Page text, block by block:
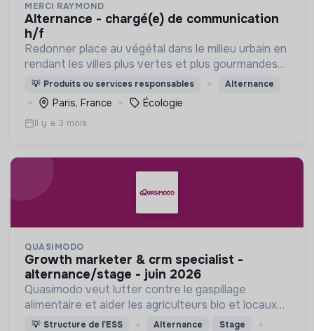
MERCI RAYMOND
alternance - chargé(e) de communication
h/f
Redonner place au végétal dans le milieu urbain en
rendant les villes plus vertes et plus gourmandes
et en incitant les citadins à prendre part à la
révolution verte.
💡 Produits ou services responsables Alternance
Paris, France Écologie
Il y a 3 mois
QUASIMODO
growth marketer & crm specialist -
alternance/stage - juin 2026
Quasimodo veut lutter contre le gaspillage
alimentaire et aider les agriculteurs bio et locaux
d'Ile de France !
💡 Structure de l’ESS Alternance Stage